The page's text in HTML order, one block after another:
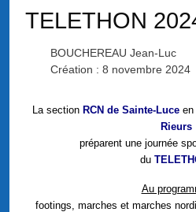
TELETHON
BOUCHEREAU Jean-Luc
Création : 8 novembre 2024
La sectionRCN de Sainte-Luceen
Rieurs
préparent une journée
du
Au
footings, marches et marches